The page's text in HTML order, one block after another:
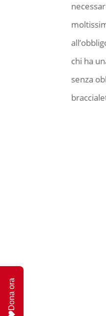
chi ha
senza
Dona ora